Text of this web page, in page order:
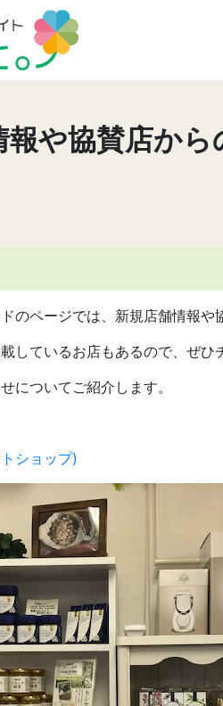
報や協賛店か
のページでは、新規店舗情報や
しているお店もあるので、ぜひ
についてご紹介します。
ショップ)